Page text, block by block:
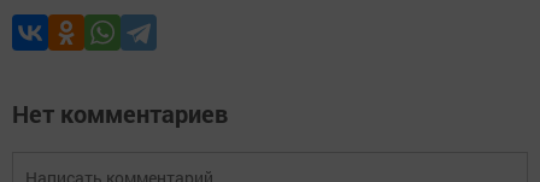
Нет комментариев